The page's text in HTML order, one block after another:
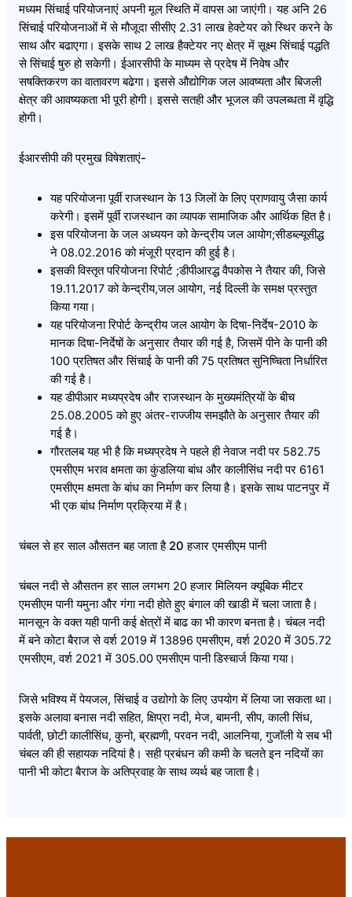
मध्यम सिंचाई परियोजनाएं अपनी मूल स्थिति में वापस आ जाएंगी। यह अनि 26
सिंचाई परियोजनाओं में से मौजूदा सीसीए 2.31 लाख हेक्टेयर को स्थिर करने के
साथ और बढाएगा। इसके साथ 2 लाख हैक्टेयर नए क्षेत्र में सूक्ष्म सिंचाई पद्धति
से सिंचाई षुरु हो सकेगी। ईआरसीपी के माध्यम से प्रदेष में निवेष और
सषक्तिकरण का वातावरण बढेगा। इससे औद्योगिक जल आवष्यता और बिजली
क्षेत्र की आवष्यकता भी पूरी होगी। इससे सतही और भूजल की उपलब्धता में वृद्धि
होगी।
ईआरसीपी की प्रमुख विषेशताएं-
यह परियोजना पूर्वी राजस्थान के 13 जिलों के लिए प्राणवायु जैसा कार्य
करेगी। इसमें पूर्वी राजस्थान का व्यापक सामाजिक और आर्थिक हित है।
इस परियोजना के जल अध्ययन को केन्द्रीय जल आयोग;सीडब्ल्यूसीद्ध
ने 08.02.2016 को मंजूरी प्रदान की हुई है।
इसकी विस्तृत परियोजना रिपोर्ट ;डीपीआरद्ध वैपकोस ने तैयार की, जिसे
19.11.2017 को केन्द्रीय,जल आयोग, नई दिल्ली के समक्ष प्रस्तुत
किया गया।
यह परियोजना रिपोर्ट केन्द्रीय जल आयोग के दिषा-निर्देष-2010 के
मानक दिषा-निर्देषों के अनुसार तैयार की गई है, जिसमें पीने के पानी की
100 प्रतिषत और सिंचाई के पानी की 75 प्रतिषत सुनिष्चिता निर्धारित
की गई है।
यह डीपीआर मध्यप्रदेष और राजस्थान के मुख्यमंत्रियों के बीच
25.08.2005 को हुए अंतर-राज्जीय समझौते के अनुसार तैयार की
गई है।
गौरतलब यह भी है कि मध्यप्रदेष ने पहले ही नेवाज नदी पर 582.75
एमसीएम भराव क्षमता का कुंडलिया बांध और कालीसिंध नदी पर 6161
एमसीएम क्षमता के बांध का निर्माण कर लिया है। इसके साथ पाटनपुर में
भी एक बांध निर्माण प्रक्रिया में है।
चंबल से हर साल औसतन बह जाता है 20 हजार एमसीएम पानी
चंबल नदी से औसतन हर साल लगभग 20 हजार मिलियन क्यूबिक मीटर
एमसीएम पानी यमुना और गंगा नदी होते हुए बंगाल की खाडी में चला जाता है।
मानसून के वक्त यही पानी कई क्षेत्रों में बाढ का भी कारण बनता है। चंबल नदी
में बने कोटा बैराज से वर्श 2019 में 13896 एमसीएम, वर्श 2020 में 305.72
एमसीएम, वर्श 2021 में 305.00 एमसीएम पानी डिस्चार्ज किया गया।
जिसे भविश्य में पेयजल, सिंचाई व उद्योगो के लिए उपयोग में लिया जा सकता था।
इसके अलावा बनास नदी सहित, क्षिप्रा नदी, मेज, बामनी, सीप, काली सिंध,
पार्वती, छोटी कालीसिंध, कुनो, ब्रह्मणी, परवन नदी, आलनिया, गुजॉली ये सब भी
चंबल की ही सहायक नदियां है। सही प्रबंधन की कमी के चलते इन नदियों का
पानी भी कोटा बैराज के अतिप्रवाह के साथ व्यर्थ बह जाता है।